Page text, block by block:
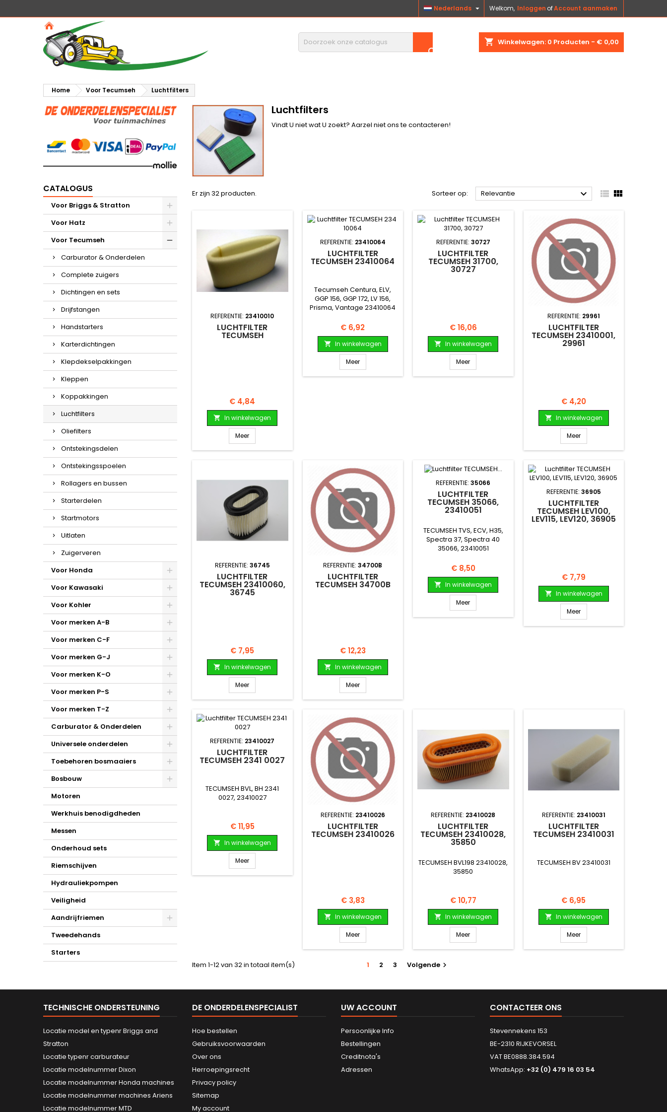
Welkom, Inloggen ofAccount aanmaken
Nederlands 
shopping_cart Winkelwagen: 0 Producten - € 0,00

Home Voor Tecumseh Luchtfilters
CATALOGUS
Voor Briggs & Stratton
Voor Hatz
Voor Tecumseh
Carburator & Onderdelen
Complete zuigers
Dichtingen en sets
Drijfstangen
Handstarters
Karterdichtingen
Klepdekselpakkingen
Kleppen
Koppakkingen
Luchtfilters
Oliefilters
Ontstekingsdelen
Ontstekingsspoelen
Rollagers en bussen
Starterdelen
Startmotors
Uitlaten
Zuigerveren
Voor Honda
Voor Kawasaki
Voor Kohler
Voor merken A-B
Voor merken C-F
Voor merken G-J
Voor merken K-O
Voor merken P-S
Voor merken T-Z
Carburator & Onderdelen
Universele onderdelen
Toebehoren bosmaaiers
Bosbouw
Motoren
Werkhuis benodigdheden
Messen
Onderhoud sets
Riemschijven
Hydrauliekpompen
Veiligheid
Aandrijfriemen
Tweedehands
Starters
Luchtfilters
Vindt U niet wat U zoekt? Aarzel niet ons te contacteren!
Er zijn 32 producten. Sorteer op: Relevantie   
REFERENTIE: 23410010
LUCHTFILTER
TECUMSEH
Prijs
€ 4,84
 In winkelwagen
Meer
REFERENTIE: 23410064
LUCHTFILTER
TECUMSEH 23410064
Tecumseh Centura, ELV,
GGP 156, GGP 172, LV 156,
Prisma, Vantage 23410064
Prijs
€ 6,92
 In winkelwagen
Meer
REFERENTIE: 30727
LUCHTFILTER
TECUMSEH 31700,
30727
Prijs
€ 16,06
 In winkelwagen
Meer
REFERENTIE: 29961
LUCHTFILTER
TECUMSEH 23410001,
29961
Prijs
€ 4,20
 In winkelwagen
Meer
REFERENTIE: 36745
LUCHTFILTER
TECUMSEH 23410060,
36745
Prijs
€ 7,95
 In winkelwagen
Meer
REFERENTIE:34700B
LUCHTFILTER
TECUMSEH 34700B
Prijs
€ 12,23
 In winkelwagen
Meer
REFERENTIE:35066
LUCHTFILTER
TECUMSEH 35066,
23410051
TECUMSEH TVS, ECV, H35,
Spectra 37, Spectra 40
35066, 23410051
Prijs
€ 8,50
 In winkelwagen
Meer
REFERENTIE: 36905
LUCHTFILTER
TECUMSEH LEV100,
LEV115, LEV120, 36905
Prijs
€ 7,79
 In winkelwagen
Meer
REFERENTIE: 23410027
LUCHTFILTER
TECUMSEH 2341 0027
TECUMSEH BVL, BH 2341
0027, 23410027
Prijs
€ 11,95
 In winkelwagen
Meer
REFERENTIE: 23410026
LUCHTFILTER
TECUMSEH 23410026
Prijs
€ 3,83
 In winkelwagen
Meer
REFERENTIE: 23410028
LUCHTFILTER
TECUMSEH 23410028,
35850
TECUMSEH BVL198 23410028,
35850
Prijs
€ 10,77
 In winkelwagen
Meer
REFERENTIE: 23410031
LUCHTFILTER
TECUMSEH 23410031
TECUMSEH BV 23410031
Prijs
€ 6,95
 In winkelwagen
Meer
Item 1-12 van 32 in totaal item(s) 1 2 3 Volgende 
TECHNISCHE ONDERSTEUNING
Locatie model en typenr Briggs and
Stratton
Locatie typenr carburateur
Locatie modelnummer Dixon
Locatie modelnummer Honda machines
Locatie modelnummer machines Ariens
Locatie modelnummer MTD
DE ONDERDELENSPECIALIST
Hoe bestellen
Gebruiksvoorwaarden
Over ons
Herroepingsrecht
Privacy policy
Sitemap
My account
UW ACCOUNT
Persoonlijke Info
Bestellingen
Creditnota's
Adressen
CONTACTEER ONS
Stevennekens 153
BE-2310 RIJKEVORSEL
VAT BE0888.384.594
WhatsApp: +32 (0) 479 16 03 54